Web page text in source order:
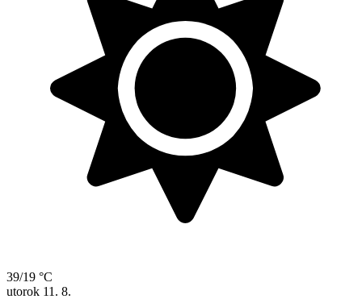
39/19 °C
utorok 11. 8.